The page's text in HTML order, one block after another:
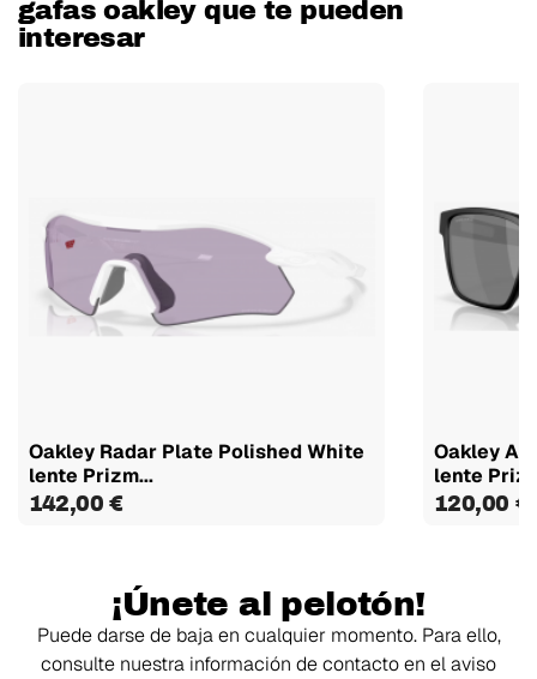
gafas oakley que te pueden
interesar
Oakley Radar Plate Polished White
lente Prizm...
142,00 €
Oakley
lente
120,00 €
¡Únete al pelotón!
Puede darse de baja en cualquier momento. Para ello,
consulte nuestra información de contacto en el aviso